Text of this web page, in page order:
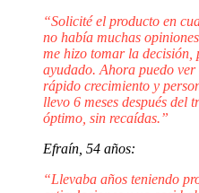
“Solicité el producto en
no había muchas
me hizo tomar la decisión,
ayudado. Ahora puedo ver
rápido crecimiento y
llevo 6 meses después del
óptimo, sin recaídas.”
Efraín, 54 años:
“Llevaba años teniendo